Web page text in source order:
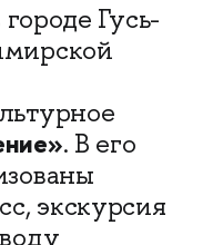
городе Гусь-
. В его
экскурсия